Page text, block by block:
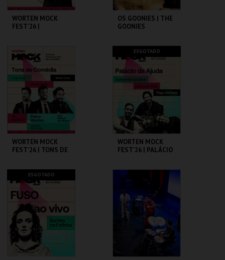
WORTEN MOCK
FEST'26 |
CINEMA SÃO JORGE .
MAIS INFO
COMPRAR
OS GOONIES | THE
GOONIES
CAPITÓLIO.
MAIS INFO
COMPRAR
WORTEN MOCK
FEST'26 | TONS DE
CINEMA SÃO JORGE .
MAIS INFO
COMPRAR
ESGOTADO
WORTEN MOCK
FEST'26 | PALÁCIO
CINEMA SÃO JORGE .
MAIS INFO
ESGOTADO